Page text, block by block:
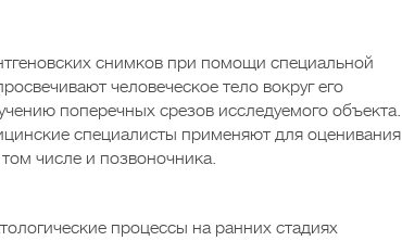
снимков при помощи специальной
человеческое тело вокруг его
поперечных срезов исследуемого объекта.
специалисты применяют для оценивания
числе и позвоночника.
процессы на ранних стадиях